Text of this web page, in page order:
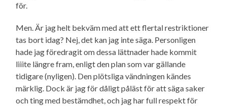
för.
Men. Är jag helt bekväm med att ett flertal restriktioner
tas bort idag? Nej, det kan jag inte säga. Personligen
hade jag föredragit om dessa lättnader hade kommit
liiite längre fram, enligt den plan som var gällande
tidigare (nyligen). Den plötsliga vändningen kändes
märklig. Dock är jag för dåligt påläst för att säga saker
och ting med bestämdhet, och jag har full respekt för